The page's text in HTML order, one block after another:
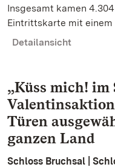
Insgesamt kamen
Eintrittskarte mit einem
Detailansicht
„Küss mich! im
Türen
ganzen Land
Schloss Bruchsal |